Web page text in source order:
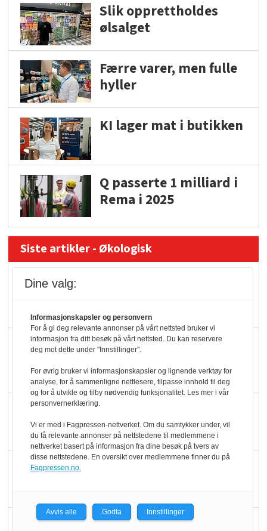
Slik opprettholdes
ølsalget
Færre varer, men fulle
hyller
KI lager mat i butikken
Q passerte 1 milliard i
Rema i 2025
Siste artikler - Økologisk
melkemangel
Marit Kolby vant
hederspris
Blir enklere å velge
økologisk i butikkhylla
Rapport: Økokundene
Dine valg:
Informasjonskapsler og personvern
For å gi deg relevante annonser på vårt nettsted bruker vi
informasjon fra ditt besøk på vårt nettsted. Du kan reservere
deg mot dette under "Innstillinger".
For øvrig bruker vi informasjonskapsler og lignende verktøy for
analyse, for å sammenligne nettlesere, tilpasse innhold til deg
og for å utvikle og tilby nødvendig funksjonalitet. Les mer i vår
personvernerklæring.
Vi er med i Fagpressen-nettverket. Om du samtykker under, vil
du få relevante annonser på nettstedene til medlemmene i
nettverket basert på informasjon fra dine besøk på tvers av
disse nettstedene. En oversikt over medlemmene finner du på
Fagpressen.no.
Avvis alle Godta Innstillinger